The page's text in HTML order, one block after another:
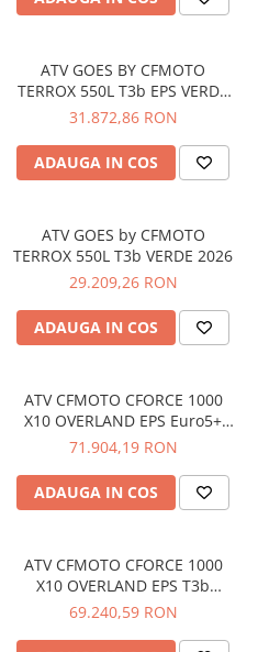
SKIJET
ECHIPAMENTE
CROSS ENDURO
Ochelari
Manusi
Tricouri
Pantaloni
Set Complet
Geanta
Sosete
Casti
Ochelari
Manusi
ATV GOES BY CFMOTO
TERROX 550L T3b EPS VERDE
2026
31.872,86 RON
ADAUGA IN COS
ATV GOES by CFMOTO
TERROX 550L T3b VERDE 2026
29.209,26 RON
ADAUGA IN COS
ATV CFMOTO CFORCE 1000
X10 OVERLAND EPS Euro5+
Desert Tan 2026
71.904,19 RON
ADAUGA IN COS
ATV CFMOTO CFORCE 1000
X10 OVERLAND EPS T3b
Desert Tan 2026
69.240,59 RON